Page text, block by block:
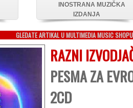
INOSTRANA MUZIČKA
IZDANJA
GLEDATE ARTIKAL U MULTIMEDIA MUSIC SHOPU
RAZNI
PESMA ZA
2CD